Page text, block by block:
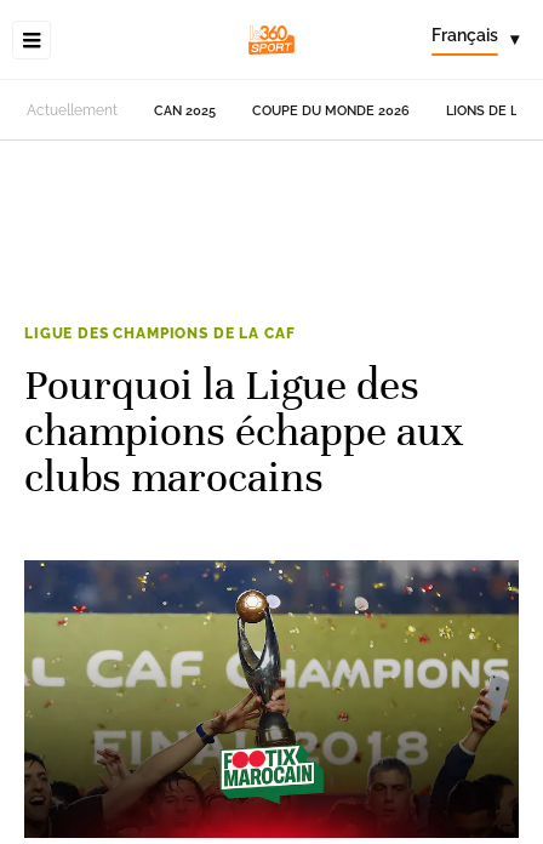
Français ▾
Actuellement CAN 2025 COUPE DU MONDE 2026 LIONS DE
LIGUE DES CHAMPIONS DE LA CAF
Pourquoi la Ligue des
champions échappe aux
clubs marocains